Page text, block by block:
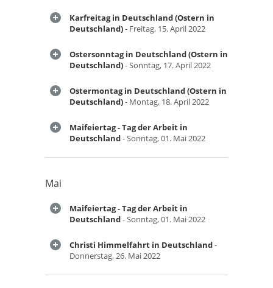
Karfreitag in Deutschland (Ostern in
Deutschland)- Freitag, 15. April 2022
Ostersonntag in Deutschland (Ostern in
Deutschland)- Sonntag, 17. April 2022
Ostermontag in Deutschland (Ostern in
Deutschland)- Montag, 18. April 2022
Maifeiertag - Tag der Arbeit in
Deutschland- Sonntag, 01. Mai 2022
Mai
Maifeiertag - Tag der Arbeit in
Deutschland- Sonntag, 01. Mai 2022
Christi Himmelfahrt in Deutschland-
Donnerstag, 26. Mai 2022